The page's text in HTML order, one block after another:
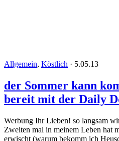
Allgemein, Köstlich · 5.05.13
der Sommer kann
bereit mit der Daily
Werbung Ihr Lieben! so langsam
Zweiten mal in meinem Leben hat
erwischt (warum bekomm ich